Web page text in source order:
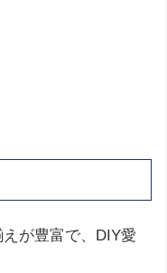
が豊富で、DIY愛